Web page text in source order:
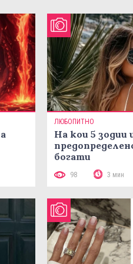
ЛЮБОПИТНО
На кои 5 зодии
богати
98 3 мин